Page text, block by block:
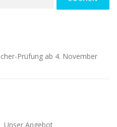
Prüfung ab 4. November
Unser Angebot